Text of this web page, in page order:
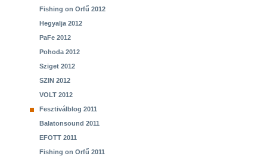
Fishing on Orfű 2012
Hegyalja 2012
PaFe 2012
Pohoda 2012
Sziget 2012
SZIN 2012
VOLT 2012
Fesztiválblog 2011
Balatonsound 2011
EFOTT 2011
Fishing on Orfű 2011